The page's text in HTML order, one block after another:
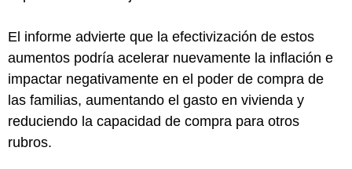
El informe advierte que la efectivización de estos
aumentos podría acelerar nuevamente la inflación e
impactar negativamente en el poder de compra de
las familias, aumentando el gasto en vivienda y
reduciendo la capacidad de compra para otros
rubros.